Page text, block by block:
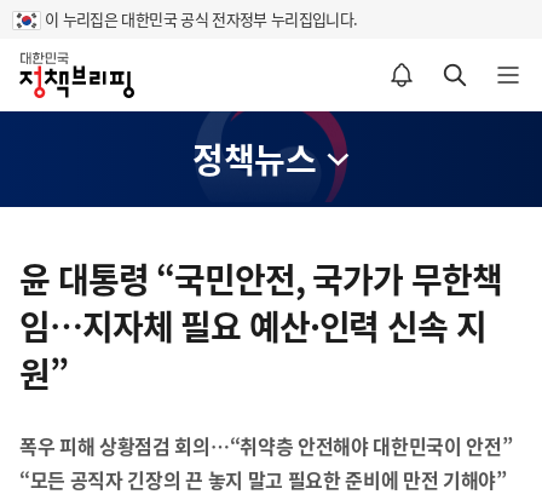
이 누리집은 대한민국 공식 전자정부 누리집입니다.
홈
알림설정 바로가기 검색 바로가기 메뉴 열기
정책뉴스
텐
츠
영
역
윤 대통령 “국민안전, 국가가 무한책
임…지자체 필요 예산·인력 신속 지
원”
폭우 피해 상황점검 회의…“취약층 안전해야 대한민국이 안전”
“모든 공직자 긴장의 끈 놓지 말고 필요한 준비에 만전 기해야”